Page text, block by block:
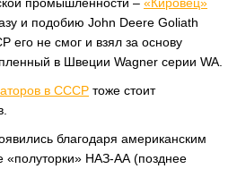
и подобию John Deere Goliath
его не смог и взял за основу
в Швеции Wagner серии WA.
в СССР тоже стоит
благодаря американским
НАЗ-АА (позднее